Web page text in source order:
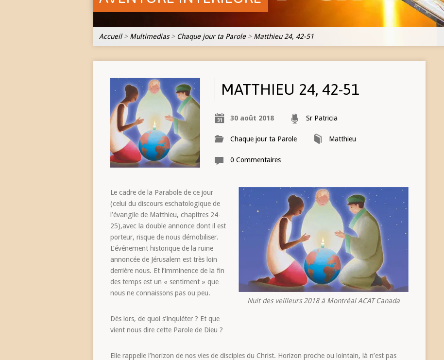
Accueil> Multimedias> Chaque jour ta Parole> Matthieu 24, 42-51
MATTHIEU 24, 42-51
30 août 2018 Sr Patricia
Chaque jour ta Parole Matthieu
0 Commentaires
Nuit des veilleurs 2018 à Montréal ACAT Canada
Le cadre de la Parabole de ce jour
(celui du discours eschatologique de
l’évangile de Matthieu, chapitres 24-
25),avec la double annonce dont il est
porteur, risque de nous démobiliser.
L’événement historique de la ruine
annoncée de Jérusalem est très loin
derrière nous. Et l’imminence de la fin
des temps est un « sentiment » que
nous ne connaissons pas ou peu.
Dès lors, de quoi s’inquiéter ? Et que
vient nous dire cette Parole de Dieu ?
Elle rappelle l’horizon de nos vies de disciples du Christ. Horizon proche ou lointain, là n’est pas